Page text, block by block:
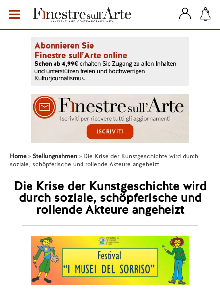
Home Stellungnahmen
Die Krise der Kunstgeschichte wird durch
soziale, schöpferische und rollende Akteure angeheizt
Die Krise der Kunstgeschichte wird
durch soziale, schöpferische und
rollende Akteure angeheizt